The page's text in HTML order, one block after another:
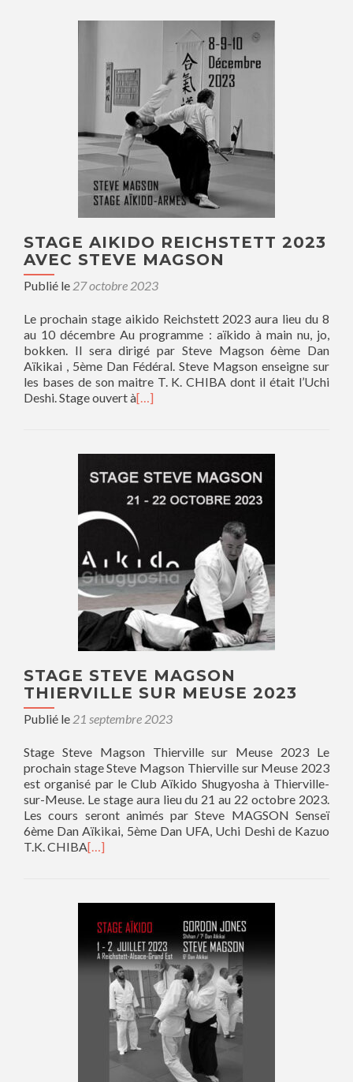
STAGE AIKIDO REICHSTETT 2023
AVEC STEVE MAGSON
Publié le 27 octobre 2023
Le prochain stage aikido Reichstett 2023 aura lieu du 8
au 10 décembre Au programme : aïkido à main nu, jo,
bokken. Il sera dirigé par Steve Magson 6ème Dan
Aïkikai , 5ème Dan Fédéral. Steve Magson enseigne sur
les bases de son maitre T. K. CHIBA dont il était l’Uchi
Deshi. Stage ouvert à[…]
STAGE STEVE MAGSON
THIERVILLE SUR MEUSE 2023
Publié le 21 septembre 2023
Stage Steve Magson Thierville sur Meuse 2023 Le
prochain stage Steve Magson Thierville sur Meuse 2023
est organisé par le Club Aïkido Shugyosha à Thierville-
sur-Meuse. Le stage aura lieu du 21 au 22 octobre 2023.
Les cours seront animés par Steve MAGSON Senseï
6ème Dan Aïkikai, 5ème Dan UFA, Uchi Deshi de Kazuo
T.K. CHIBA[…]